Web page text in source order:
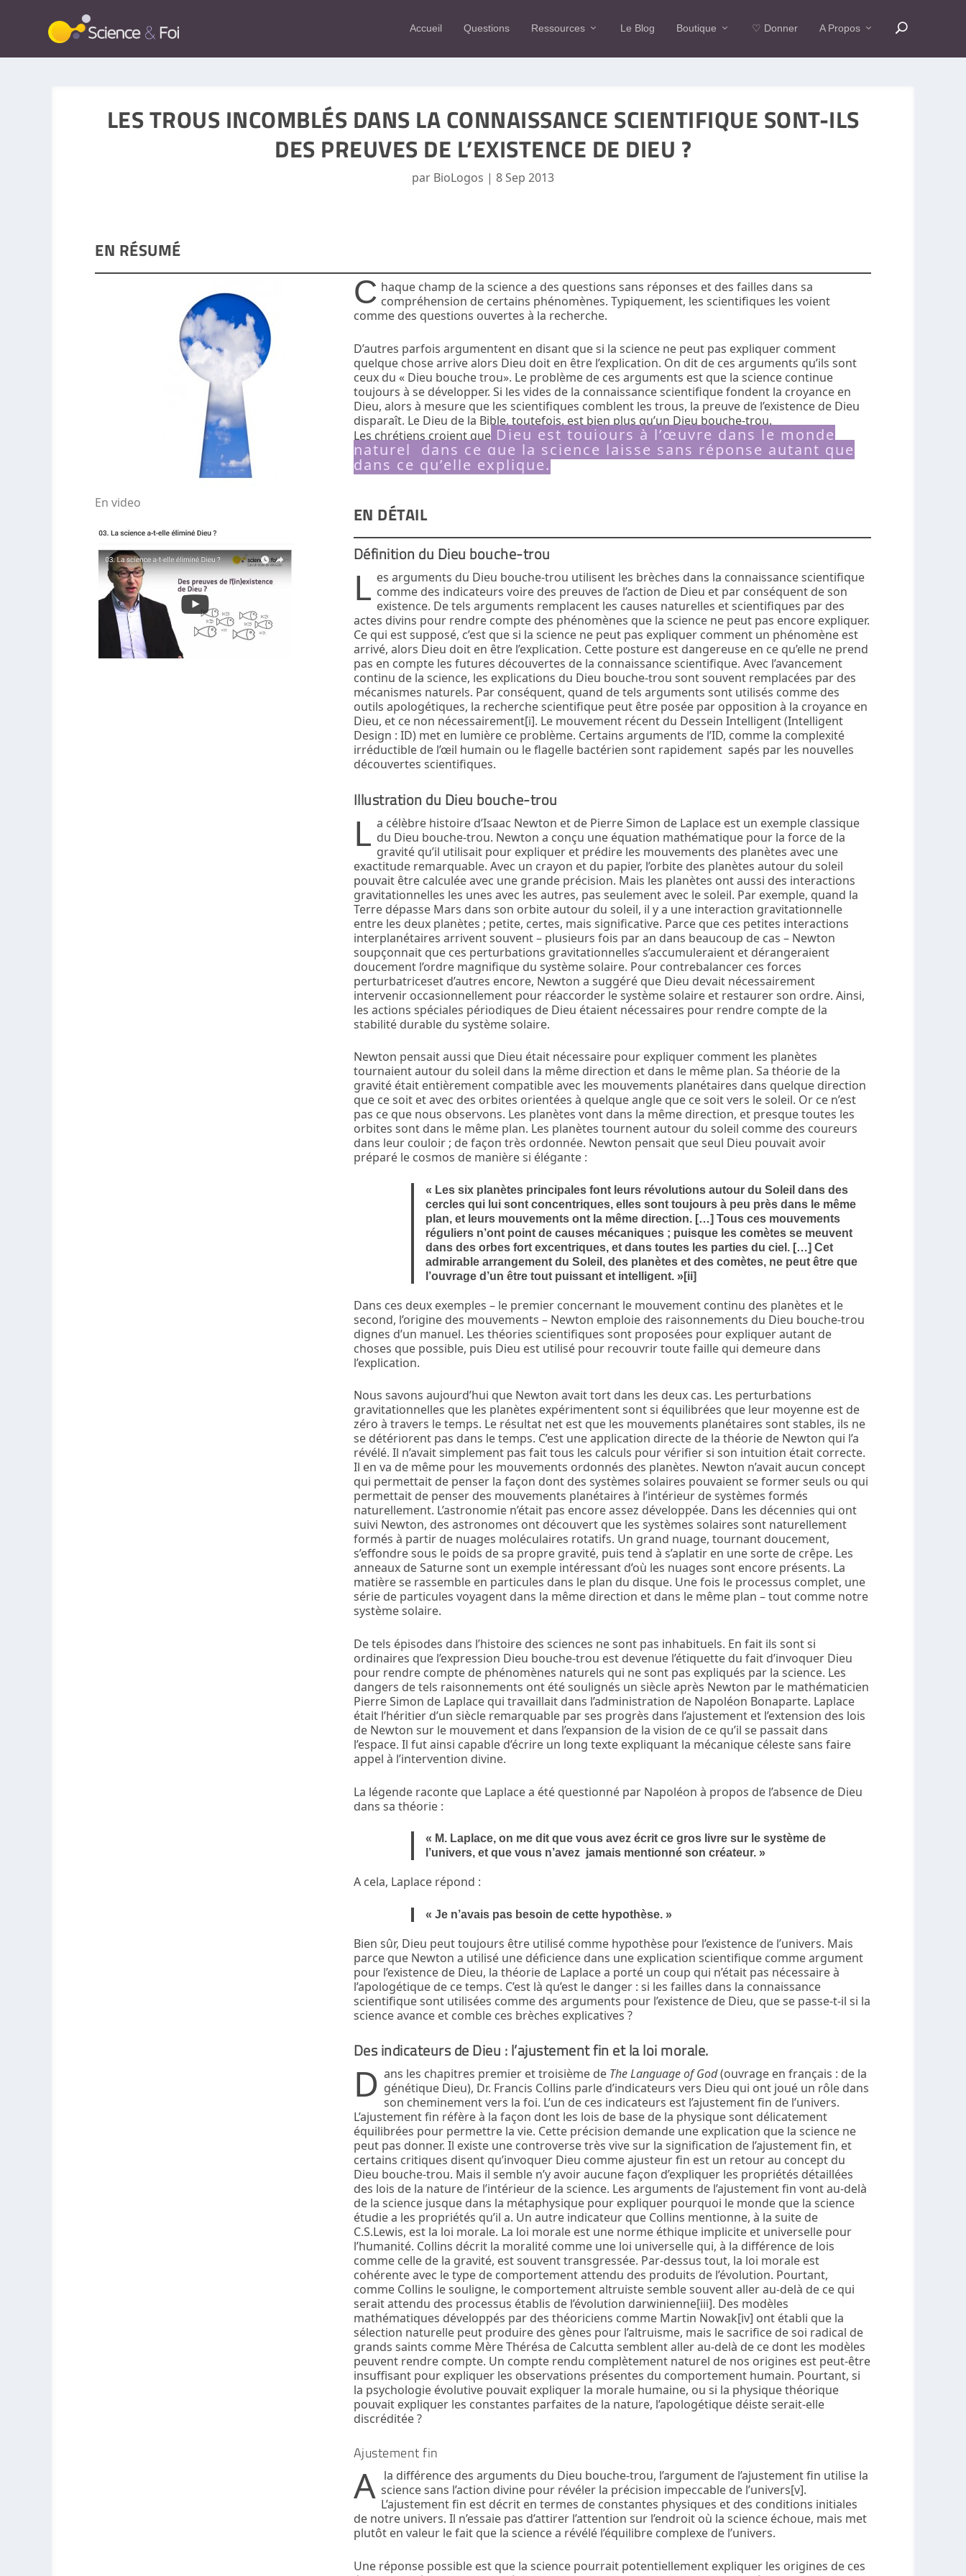
Accueil Questions Ressources Le Blog Boutique ♡ Donner A Propos
LES TROUS INCOMBLÉS DANS LA CONNAISSANCE SCIENTIFIQUE SONT-ILS
DES PREUVES DE L’EXISTENCE DE DIEU ?
par BioLogos | 8 Sep 2013
EN RÉSUMÉ
C haque champ de la science a des questions sans réponses et des failles dans sa
compréhension de certains phénomènes. Typiquement, les scientifiques les voient
comme des questions ouvertes à la recherche.
D’autres parfois argumentent en disant que si la science ne peut pas expliquer comment
quelque chose arrive alors Dieu doit en être l’explication. On dit de ces arguments qu’ils sont
ceux du « Dieu bouche trou». Le problème de ces arguments est que la science continue
toujours à se développer. Si les vides de la connaissance scientifique fondent la croyance en
Dieu, alors à mesure que les scientifiques comblent les trous, la preuve de l’existence de Dieu
disparaît. Le Dieu de la Bible, toutefois, est bien plus qu’un Dieu bouche-trou.
Les chrétiens croient queDieu est toujours à l’œuvre dans le monde
naturel dans ce que la science laisse sans réponse autant que
dans ce qu’elle explique.
En video EN DÉTAIL
Définition du Dieu bouche-trou
L es arguments du Dieu bouche-trou utilisent les brèches dans la connaissance scientifique
comme des indicateurs voire des preuves de l’action de Dieu et par conséquent de son
existence. De tels arguments remplacent les causes naturelles et scientifiques par des
actes divins pour rendre compte des phénomènes que la science ne peut pas encore expliquer.
Ce qui est supposé, c’est que si la science ne peut pas expliquer comment un phénomène est
arrivé, alors Dieu doit en être l’explication. Cette posture est dangereuse en ce qu’elle ne prend
pas en compte les futures découvertes de la connaissance scientifique. Avec l’avancement
continu de la science, les explications du Dieu bouche-trou sont souvent remplacées par des
mécanismes naturels. Par conséquent, quand de tels arguments sont utilisés comme des
outils apologétiques, la recherche scientifique peut être posée par opposition à la croyance en
Dieu, et ce non nécessairement[i]. Le mouvement récent du Dessein Intelligent (Intelligent
Design : ID) met en lumière ce problème. Certains arguments de l’ID, comme la complexité
irréductible de l’œil humain ou le flagelle bactérien sont rapidement sapés par les nouvelles
découvertes scientifiques.
Illustration du Dieu bouche-trou
L a célèbre histoire d’Isaac Newton et de Pierre Simon de Laplace est un exemple classique
du Dieu bouche-trou. Newton a conçu une équation mathématique pour la force de la
gravité qu’il utilisait pour expliquer et prédire les mouvements des planètes avec une
exactitude remarquable. Avec un crayon et du papier, l’orbite des planètes autour du soleil
pouvait être calculée avec une grande précision. Mais les planètes ont aussi des interactions
gravitationnelles les unes avec les autres, pas seulement avec le soleil. Par exemple, quand la
Terre dépasse Mars dans son orbite autour du soleil, il y a une interaction gravitationnelle
entre les deux planètes ; petite, certes, mais significative. Parce que ces petites interactions
interplanétaires arrivent souvent – plusieurs fois par an dans beaucoup de cas – Newton
soupçonnait que ces perturbations gravitationnelles s’accumuleraient et dérangeraient
doucement l’ordre magnifique du système solaire. Pour contrebalancer ces forces
perturbatriceset d’autres encore, Newton a suggéré que Dieu devait nécessairement
intervenir occasionnellement pour réaccorder le système solaire et restaurer son ordre. Ainsi,
les actions spéciales périodiques de Dieu étaient nécessaires pour rendre compte de la
stabilité durable du système solaire.
Newton pensait aussi que Dieu était nécessaire pour expliquer comment les planètes
tournaient autour du soleil dans la même direction et dans le même plan. Sa théorie de la
gravité était entièrement compatible avec les mouvements planétaires dans quelque direction
que ce soit et avec des orbites orientées à quelque angle que ce soit vers le soleil. Or ce n’est
pas ce que nous observons. Les planètes vont dans la même direction, et presque toutes les
orbites sont dans le même plan. Les planètes tournent autour du soleil comme des coureurs
dans leur couloir ; de façon très ordonnée. Newton pensait que seul Dieu pouvait avoir
préparé le cosmos de manière si élégante :
« Les six planètes principales font leurs révolutions autour du Soleil dans des
cercles qui lui sont concentriques, elles sont toujours à peu près dans le même
plan, et leurs mouvements ont la même direction. […] Tous ces mouvements
réguliers n’ont point de causes mécaniques ; puisque les comètes se meuvent
dans des orbes fort excentriques, et dans toutes les parties du ciel. […] Cet
admirable arrangement du Soleil, des planètes et des comètes, ne peut être que
l’ouvrage d’un être tout puissant et intelligent. »[ii]
Dans ces deux exemples – le premier concernant le mouvement continu des planètes et le
second, l’origine des mouvements – Newton emploie des raisonnements du Dieu bouche-trou
dignes d’un manuel. Les théories scientifiques sont proposées pour expliquer autant de
choses que possible, puis Dieu est utilisé pour recouvrir toute faille qui demeure dans
l’explication.
Nous savons aujourd’hui que Newton avait tort dans les deux cas. Les perturbations
gravitationnelles que les planètes expérimentent sont si équilibrées que leur moyenne est de
zéro à travers le temps. Le résultat net est que les mouvements planétaires sont stables, ils ne
se détériorent pas dans le temps. C’est une application directe de la théorie de Newton qui l’a
révélé. Il n’avait simplement pas fait tous les calculs pour vérifier si son intuition était correcte.
Il en va de même pour les mouvements ordonnés des planètes. Newton n’avait aucun concept
qui permettait de penser la façon dont des systèmes solaires pouvaient se former seuls ou qui
permettait de penser des mouvements planétaires à l’intérieur de systèmes formés
naturellement. L’astronomie n’était pas encore assez développée. Dans les décennies qui ont
suivi Newton, des astronomes ont découvert que les systèmes solaires sont naturellement
formés à partir de nuages moléculaires rotatifs. Un grand nuage, tournant doucement,
s’effondre sous le poids de sa propre gravité, puis tend à s’aplatir en une sorte de crêpe. Les
anneaux de Saturne sont un exemple intéressant d’où les nuages sont encore présents. La
matière se rassemble en particules dans le plan du disque. Une fois le processus complet, une
série de particules voyagent dans la même direction et dans le même plan – tout comme notre
système solaire.
De tels épisodes dans l’histoire des sciences ne sont pas inhabituels. En fait ils sont si
ordinaires que l’expression Dieu bouche-trou est devenue l’étiquette du fait d’invoquer Dieu
pour rendre compte de phénomènes naturels qui ne sont pas expliqués par la science. Les
dangers de tels raisonnements ont été soulignés un siècle après Newton par le mathématicien
Pierre Simon de Laplace qui travaillait dans l’administration de Napoléon Bonaparte. Laplace
était l’héritier d’un siècle remarquable par ses progrès dans l’ajustement et l’extension des lois
de Newton sur le mouvement et dans l’expansion de la vision de ce qu’il se passait dans
l’espace. Il fut ainsi capable d’écrire un long texte expliquant la mécanique céleste sans faire
appel à l’intervention divine.
La légende raconte que Laplace a été questionné par Napoléon à propos de l’absence de Dieu
dans sa théorie :
« M. Laplace, on me dit que vous avez écrit ce gros livre sur le système de
l’univers, et que vous n’avez jamais mentionné son créateur. »
A cela, Laplace répond :
« Je n’avais pas besoin de cette hypothèse. »
Bien sûr, Dieu peut toujours être utilisé comme hypothèse pour l’existence de l’univers. Mais
parce que Newton a utilisé une déficience dans une explication scientifique comme argument
pour l’existence de Dieu, la théorie de Laplace a porté un coup qui n’était pas nécessaire à
l’apologétique de ce temps. C’est là qu’est le danger : si les failles dans la connaissance
scientifique sont utilisées comme des arguments pour l’existence de Dieu, que se passe-t-il si la
science avance et comble ces brèches explicatives ?
Des indicateurs de Dieu : l’ajustement fin et la loi morale.
D ans les chapitres premier et troisième de The Language of God(ouvrage en français : de la
génétique Dieu), Dr. Francis Collins parle d’indicateurs vers Dieu qui ont joué un rôle dans
son cheminement vers la foi. L’un de ces indicateurs est l’ajustement fin de l’univers.
L’ajustement fin réfère à la façon dont les lois de base de la physique sont délicatement
équilibrées pour permettre la vie. Cette précision demande une explication que la science ne
peut pas donner. Il existe une controverse très vive sur la signification de l’ajustement fin, et
certains critiques disent qu’invoquer Dieu comme ajusteur fin est un retour au concept du
Dieu bouche-trou. Mais il semble n’y avoir aucune façon d’expliquer les propriétés détaillées
des lois de la nature de l’intérieur de la science. Les arguments de l’ajustement fin vont au-delà
de la science jusque dans la métaphysique pour expliquer pourquoi le monde que la science
étudie a les propriétés qu’il a. Un autre indicateur que Collins mentionne, à la suite de
C.S.Lewis, est la loi morale. La loi morale est une norme éthique implicite et universelle pour
l’humanité. Collins décrit la moralité comme une loi universelle qui, à la différence de lois
comme celle de la gravité, est souvent transgressée. Par-dessus tout, la loi morale est
cohérente avec le type de comportement attendu des produits de l’évolution. Pourtant,
comme Collins le souligne, le comportement altruiste semble souvent aller au-delà de ce qui
serait attendu des processus établis de l’évolution darwinienne[iii]. Des modèles
mathématiques développés par des théoriciens comme Martin Nowak[iv] ont établi que la
sélection naturelle peut produire des gènes pour l’altruisme, mais le sacrifice de soi radical de
grands saints comme Mère Thérésa de Calcutta semblent aller au-delà de ce dont les modèles
peuvent rendre compte. Un compte rendu complètement naturel de nos origines est peut-être
insuffisant pour expliquer les observations présentes du comportement humain. Pourtant, si
la psychologie évolutive pouvait expliquer la morale humaine, ou si la physique théorique
pouvait expliquer les constantes parfaites de la nature, l’apologétique déiste serait-elle
discréditée ?
Ajustement fin
A la différence des arguments du Dieu bouche-trou, l’argument de l’ajustement fin utilise la
science sans l’action divine pour révéler la précision impeccable de l’univers[v].
L’ajustement fin est décrit en termes de constantes physiques et des conditions initiales
de notre univers. Il n’essaie pas d’attirer l’attention sur l’endroit où la science échoue, mais met
plutôt en valeur le fait que la science a révélé l’équilibre complexe de l’univers.
Une réponse possible est que la science pourrait potentiellement expliquer les origines de ces